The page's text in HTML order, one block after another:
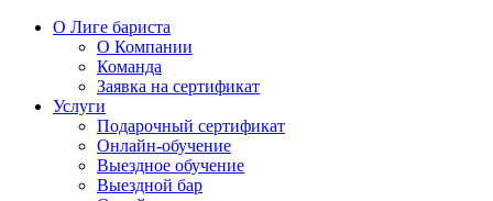
О Лиге бариста
О Компании
Команда
Заявка на сертификат
Услуги
Подарочный сертификат
Онлайн-обучение
Выездное обучение
Выездной бар